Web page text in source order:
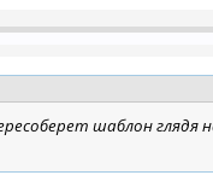
шаблон глядя